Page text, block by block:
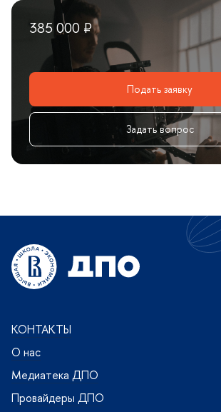
385 000 ₽
Подать заявку
Задать вопрос
КОНТАКТЫ
О нас
Медиатека ДПО
Провайдеры ДПО